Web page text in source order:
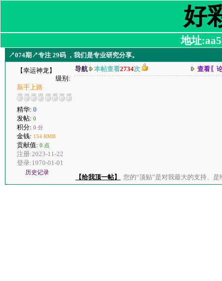
好
地址
↗074期↗专注 29码 ，我们是专业研究分享。
【幸运神龙】
级别:
新手上路
精华: 0
发帖: 0
积分: 0 分
金钱: 154 RMB
贡献值: 0 点
注册:2023-11-22
登录:1970-01-01
历史记录
导航 本帖查看2734次 查看〖
【给我顶一帖】 您的“顶贴”是对我最大的支持、